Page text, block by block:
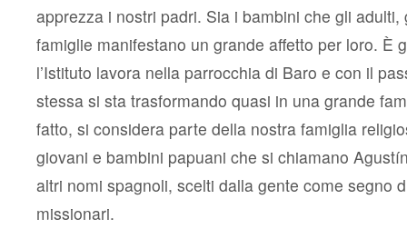
apprezza i nostri padri. Sia i bambini che gli
famiglie manifestano un grande affetto per loro. È
l’Istituto lavora nella parrocchia di Baro e con il
stessa si sta trasformando quasi in una grande
fatto, si considera parte della nostra famiglia
giovani e bambini papuani che si chiamano
altri nomi spagnoli, scelti dalla gente come segno
missionari.